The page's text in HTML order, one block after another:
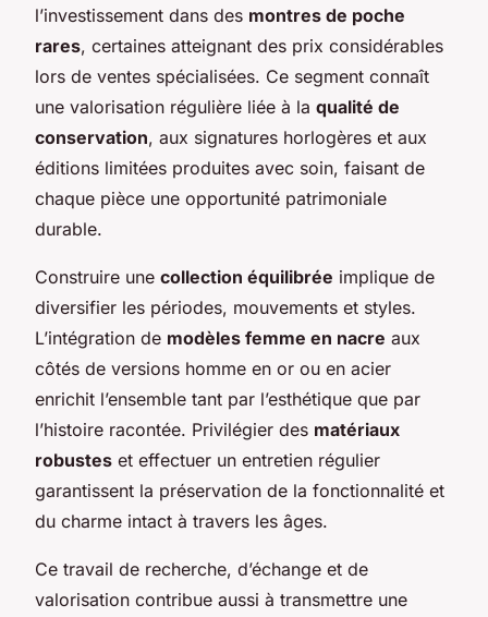
l’investissement dans des montres de poche
rares, certaines atteignant des prix considérables
lors de ventes spécialisées. Ce segment connaît
une valorisation régulière liée à la qualité de
conservation, aux signatures horlogères et aux
éditions limitées produites avec soin, faisant de
chaque pièce une opportunité patrimoniale
durable.
Construire une collection équilibrée implique de
diversifier les périodes, mouvements et styles.
L’intégration de modèles femme en nacre aux
côtés de versions homme en or ou en acier
enrichit l’ensemble tant par l’esthétique que par
l’histoire racontée. Privilégier des matériaux
robustes et effectuer un entretien régulier
garantissent la préservation de la fonctionnalité et
du charme intact à travers les âges.
Ce travail de recherche, d’échange et de
valorisation contribue aussi à transmettre une